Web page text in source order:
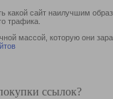
сайт наилучшим
трафика.
массой, которую они
ссылок?